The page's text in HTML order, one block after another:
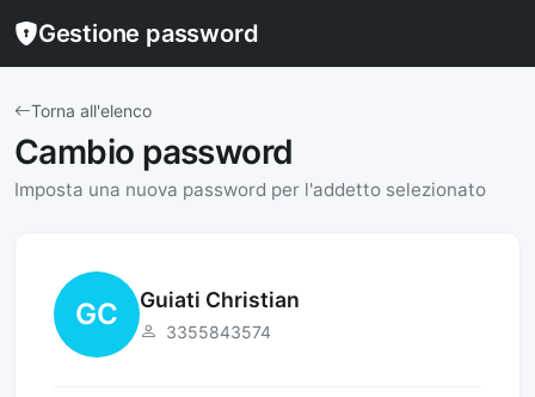
Gestione password
Torna all'elenco
Cambio password
Imposta una nuova password per l'addetto selezionato
GC Guiati Christian
3355843574